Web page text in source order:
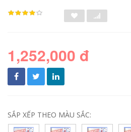
1,252,000 đ
SẮP XẾP THEO MÀU SẮC: